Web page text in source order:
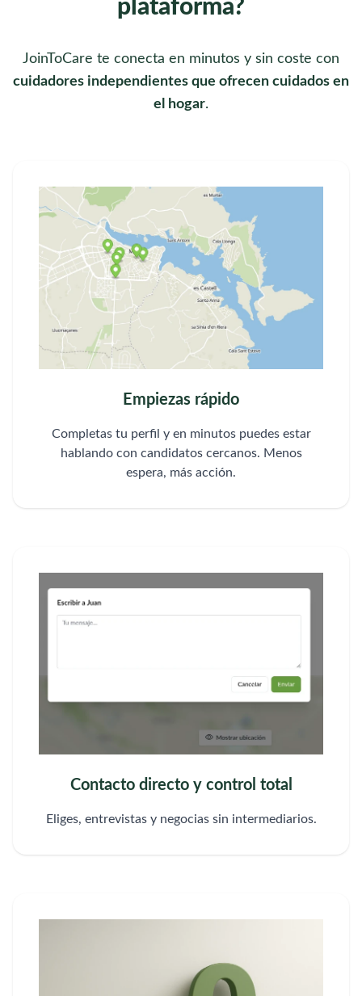
plataforma?
JoinToCare te conecta en minutos y sin coste con
cuidadores independientes que ofrecen cuidados en
el hogar.
Empiezas rápido
Completas tu perfil y en minutos puedes estar
hablando con candidatos cercanos. Menos
espera, más acción.
Contacto directo y control total
Eliges, entrevistas y negocias sin intermediarios.